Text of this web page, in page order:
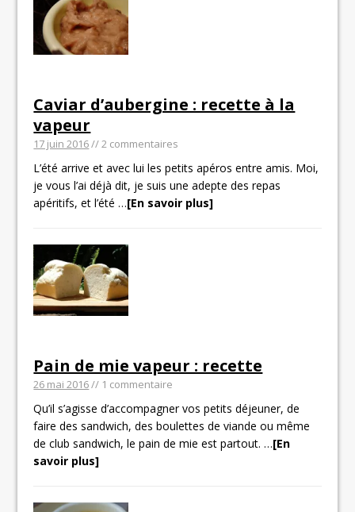
Caviar d’aubergine : recette à la
vapeur
17 juin 2016// 2 commentaires
L’été arrive et avec lui les petits apéros entre amis. Moi,
je vous l’ai déjà dit, je suis une adepte des repas
apéritifs, et l’été…[En savoir plus]
Pain de mie vapeur : recette
26 mai 2016// 1 commentaire
Qu’il s’agisse d’accompagner vos petits déjeuner, de
faire des sandwich, des boulettes de viande ou même
de club sandwich, le pain de mie est partout.…[En
savoir plus]